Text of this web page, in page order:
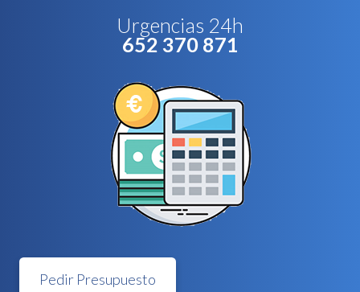
Urgencias 24h
652 370 871
Pedir Presupuesto